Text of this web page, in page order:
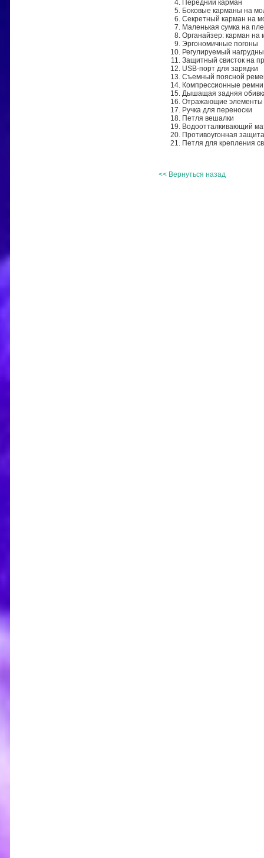
Передний карман
Боковые карманы на
Секретный карман на
Маленькая сумка на
Органайзер: карман на
Эргономичные погоны
Регулируемый
Защитный свисток на
USB-порт для зарядки
Съемный поясной
Компрессионные ремни
Дышащая задняя
Отражающие элементы
Ручка для переноски
Петля вешалки
Водоотталкивающий
Противоугонная защита
Петля для крепления
<< Вернуться назад